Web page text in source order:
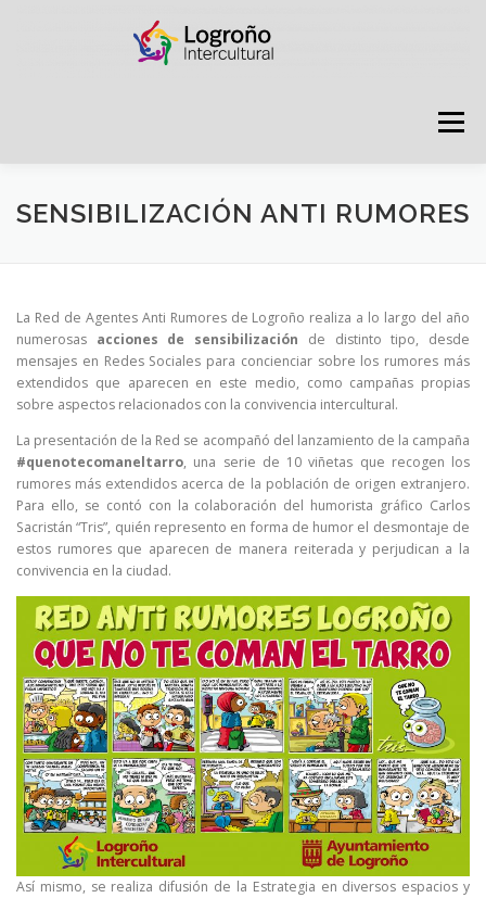
Menú
LOGROÑO INTERCULTURAL
GRADÚATE EN CONVIVENCIA CAMPAÑAS
RECURSOS PUNTO DE ACOGIDA
SENSIBILIZACIÓN ANTI RUMORES
La Red de Agentes Anti Rumores de Logroño realiza a lo largo del año
numerosas acciones de sensibilización de distinto tipo, desde
mensajes en Redes Sociales para concienciar sobre los rumores más
extendidos que aparecen en este medio, como campañas propias
sobre aspectos relacionados con la convivencia intercultural.
La presentación de la Red se acompañó del lanzamiento de la campaña
#quenotecomaneltarro, una serie de 10 viñetas que recogen los
rumores más extendidos acerca de la población de origen extranjero.
Para ello, se contó con la colaboración del humorista gráfico Carlos
Sacristán “Tris”, quién represento en forma de humor el desmontaje de
estos rumores que aparecen de manera reiterada y perjudican a la
convivencia en la ciudad.
Así mismo, se realiza difusión de la Estrategia en diversos espacios y